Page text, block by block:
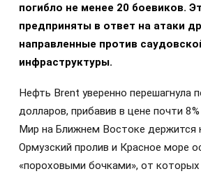
погибло не менее 20 боевиков.
предприняты в ответ на атаки
направленные против
инфраструктуры.
Нефть Brent уверенно перешагнула
долларов, прибавив в цене почти
Мир на Ближнем Востоке держится
Ормузский пролив и Красное море
«пороховыми бочками», от